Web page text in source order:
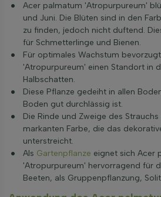
Acer palmatum 'Atropurpureum'
und Juni. Die Blüten sind in den
zu finden, jedoch nicht duftend.
für Schmetterlinge und Bienen.
Für optimales Wachstum
'Atropurpureum' einen Standort in
Halbschatten.
Diese Pflanze gedeiht in allen
Boden gut durchlässig ist.
Die Rinde und Zweige des
markanten Farbe, die das
unterstreicht.
Als Gartenpflanze eignet sich Acer
'Atropurpureum' hervorragend für
Beeten, als Gruppenpflanzung,